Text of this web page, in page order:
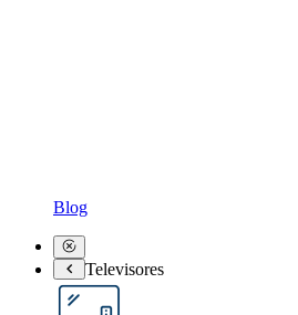
Blog
Televisores